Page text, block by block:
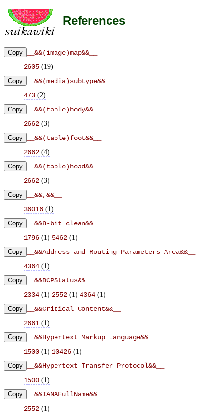
References
Copy
__&&(image)map&&__
2605 (19)
Copy
__&&(media)subtype&&__
473 (2)
Copy
__&&(table)body&&__
2662 (3)
Copy
__&&(table)foot&&__
2662 (4)
Copy
__&&(table)head&&__
2662 (3)
Copy
__&&,&&__
36016 (1)
Copy
__&&8-bit clean&&__
1796 (1) 5462 (1)
Copy
__&&Address and Routing Parameters Area&&__
4364 (1)
Copy
__&&BCPStatus&&__
2334 (1) 2552 (1) 4364 (1)
Copy
__&&Critical Content&&__
2661 (1)
Copy
__&&Hypertext Markup Language&&__
1500 (1) 10426 (1)
Copy
__&&Hypertext Transfer Protocol&&__
1500 (1)
Copy
__&&IANAFullName&&__
2552 (1)